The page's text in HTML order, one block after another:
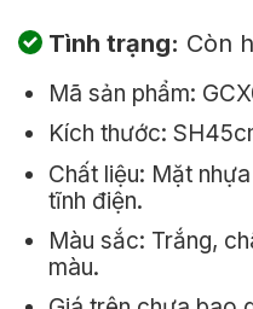
gốc
là:
Tình trạng: Còn
Mã sản phẩm:
Kích thước:
Chất liệu: Mặt
tĩnh điện.
Màu sắc: Trắng,
màu.